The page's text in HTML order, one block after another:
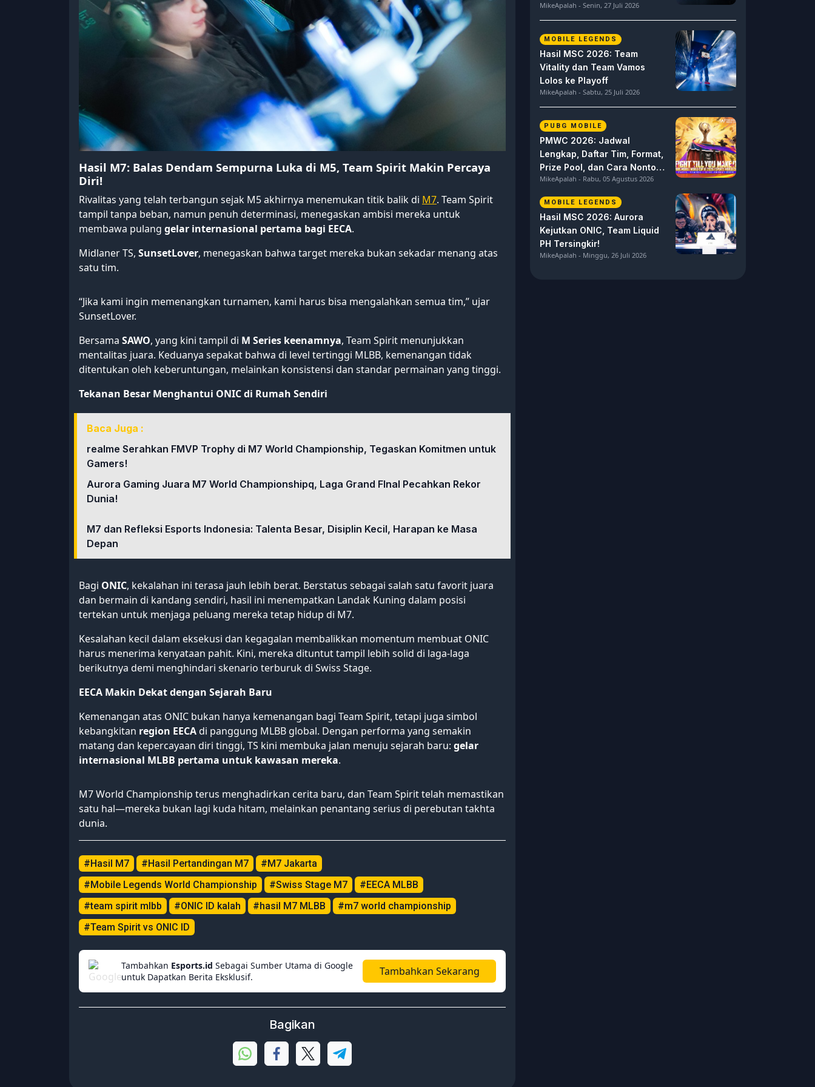
Hasil M7: Balas Dendam Sempurna Luka di M5, Team Spirit Makin Percaya
Diri!
Rivalitas yang telah terbangun sejak M5 akhirnya menemukan titik balik di M7. Team Spirit
tampil tanpa beban, namun penuh determinasi, menegaskan ambisi mereka untuk
membawa pulang gelar internasional pertama bagi EECA.
Midlaner TS, SunsetLover, menegaskan bahwa target mereka bukan sekadar menang atas
satu tim.
“Jika kami ingin memenangkan turnamen, kami harus bisa mengalahkan semua tim,” ujar
SunsetLover.
Bersama SAWO, yang kini tampil di M Series keenamnya, Team Spirit menunjukkan
mentalitas juara. Keduanya sepakat bahwa di level tertinggi MLBB, kemenangan tidak
ditentukan oleh keberuntungan, melainkan konsistensi dan standar permainan yang tinggi.
Tekanan Besar Menghantui ONIC di Rumah Sendiri
Baca Juga :
realme Serahkan FMVP Trophy di M7 World Championship, Tegaskan Komitmen untuk
Gamers!
Aurora Gaming Juara M7 World Championshipq, Laga Grand FInal Pecahkan Rekor
Dunia!
M7 dan Refleksi Esports Indonesia: Talenta Besar, Disiplin Kecil, Harapan ke Masa
Depan
Bagi ONIC, kekalahan ini terasa jauh lebih berat. Berstatus sebagai salah satu favorit juara
dan bermain di kandang sendiri, hasil ini menempatkan Landak Kuning dalam posisi
tertekan untuk menjaga peluang mereka tetap hidup di M7.
Kesalahan kecil dalam eksekusi dan kegagalan membalikkan momentum membuat ONIC
harus menerima kenyataan pahit. Kini, mereka dituntut tampil lebih solid di laga-laga
berikutnya demi menghindari skenario terburuk di Swiss Stage.
EECA Makin Dekat dengan Sejarah Baru
Kemenangan atas ONIC bukan hanya kemenangan bagi Team Spirit, tetapi juga simbol
kebangkitan region EECAdi panggung MLBB global. Dengan performa yang semakin
matang dan kepercayaan diri tinggi, TS kini membuka jalan menuju sejarah baru: gelar
internasional MLBB pertama untuk kawasan mereka.
M7 World Championship terus menghadirkan cerita baru, dan Team Spirit telah memastikan
satu hal—mereka bukan lagi kuda hitam, melainkan penantang serius di perebutan takhta
dunia.
#Hasil M7 #Hasil Pertandingan M7
#M7 Jakarta
#Mobile Legends World Championship
#Swiss Stage M7
#EECA MLBB
#team spirit mlbb
#ONIC ID kalah #hasil M7 MLBB
#m7 world championship
#Team Spirit vs ONIC ID
Tambahkan Esports.id Sebagai Sumber Utama di Google
untuk Dapatkan Berita Eksklusif.
Tambahkan Sekarang
Bagikan
MikeApalah - Senin, 27 Juli 2026
MOBILE LEGENDS
Hasil MSC 2026: Team
Vitality dan Team Vamos
Lolos ke Playoff
MikeApalah - Sabtu, 25 Juli 2026
PUBG MOBILE
PMWC 2026: Jadwal
Lengkap, Daftar Tim, Format,
Prize Pool, dan Cara Nonton
PUBG MOBILE World Cup
MikeApalah - Rabu, 05 Agustus 2026
MOBILE LEGENDS
Hasil MSC 2026: Aurora
Kejutkan ONIC, Team Liquid
PH Tersingkir!
MikeApalah - Minggu, 26 Juli 2026